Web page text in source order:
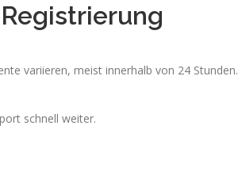
variieren, meist innerhalb von 24 Stunden.
schnell weiter.